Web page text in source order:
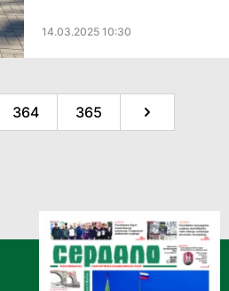
14.03.2025 10:30
364 365